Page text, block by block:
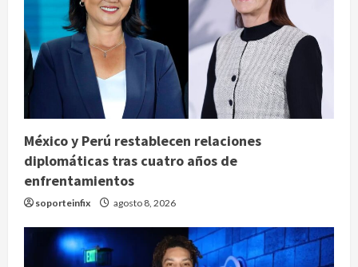
México y Perú restablecen relaciones
diplomáticas tras cuatro años de
enfrentamientos
soporteinfix agosto 8, 2026